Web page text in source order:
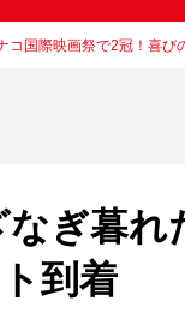
コ国際映画祭で2冠！喜び
ぎ暮
到着